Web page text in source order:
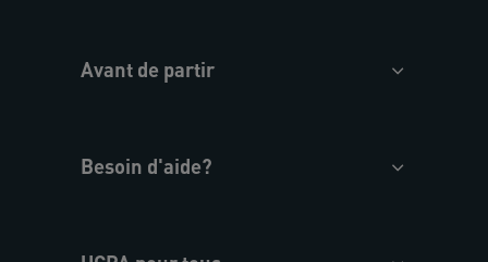
Avant de partir
Besoin d'aide?